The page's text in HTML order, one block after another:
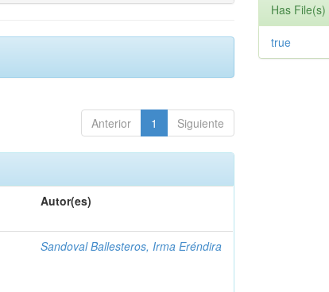
Anterior 1 Siguiente
Autor(es)
Sandoval Ballesteros, Irma Eréndira
Has File(s)
true